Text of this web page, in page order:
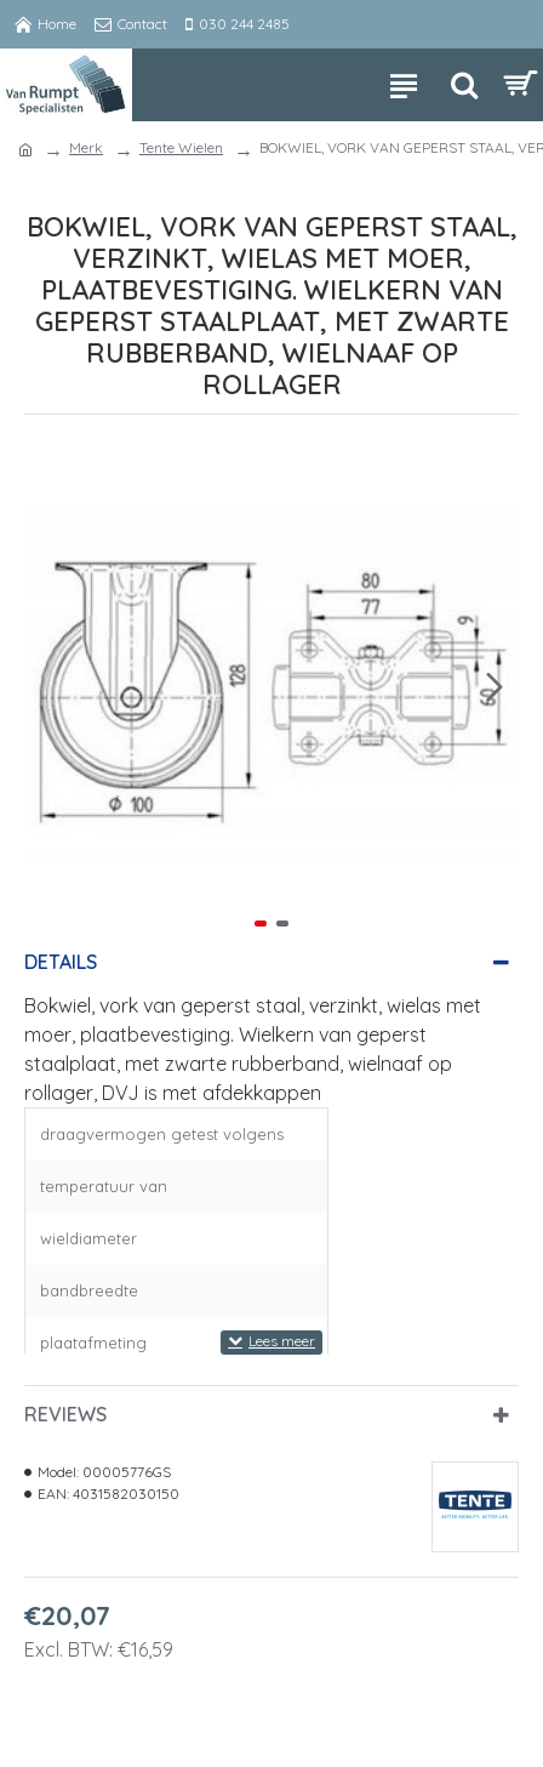
Home Contact 030 244 2485
Merk Tente Wielen BOKWIEL, VORK VAN GEPERST STAAL,
BOKWIEL, VORK VAN GEPERST STAAL,
VERZINKT, WIELAS MET MOER,
PLAATBEVESTIGING. WIELKERN VAN
GEPERST STAALPLAAT, MET ZWARTE
RUBBERBAND, WIELNAAF OP
ROLLAGER
DETAILS
Bokwiel, vork van geperst staal, verzinkt, wielas met
moer, plaatbevestiging. Wielkern van geperst
staalplaat, met zwarte rubberband, wielnaaf op
rollager, DVJ is met afdekkappen
draagvermogen getest volgens
temperatuur van
wieldiameter
bandbreedte
plaatafmeting
bouwhoogte
REVIEWS
€20,07
Excl. BTW: €16,59
Model: 00005776GS
EAN: 4031582030150